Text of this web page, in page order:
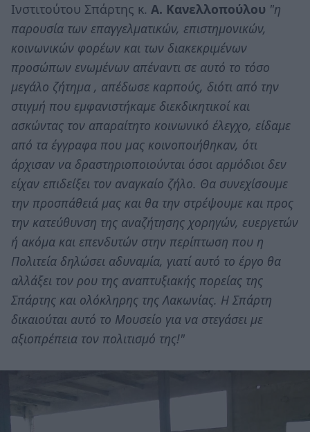
Ινστιτούτου Σπάρτης κ. Α. Κανελλοπούλου "η
παρουσία των επαγγελματικών, επιστημονικών,
κοινωνικών φορέων και των διακεκριμένων
προσώπων ενωμένων απέναντι σε αυτό το τόσο
μεγάλο ζήτημα , απέδωσε καρπούς, διότι από την
στιγμή που εμφανιστήκαμε διεκδικητικοί και
ασκώντας τον απαραίτητο κοινωνικό έλεγχο, είδαμε
από τα έγγραφα που μας κοινοποιήθηκαν, ότι
άρχισαν να δραστηριοποιούνται όσοι αρμόδιοι δεν
είχαν επιδείξει τον αναγκαίο ζήλο. Θα συνεχίσουμε
την προσπάθειά μας και θα την στρέψουμε και προς
την κατεύθυνση της αναζήτησης χορηγών, ευεργετών
ή ακόμα και επενδυτών στην περίπτωση που η
Πολιτεία δηλώσει αδυναμία, γιατί αυτό το έργο θα
αλλάξει τον ρου της αναπτυξιακής πορείας της
Σπάρτης και ολόκληρης της Λακωνίας. Η Σπάρτη
δικαιούται αυτό το Μουσείο για να στεγάσει με
αξιοπρέπεια τον πολιτισμό της!"